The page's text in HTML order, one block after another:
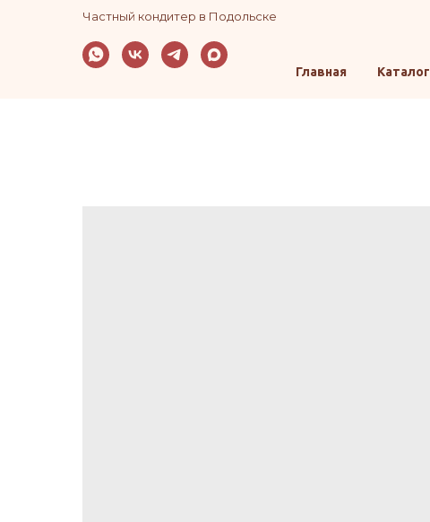
Частный кондитер в Подольске
Главная Каталог